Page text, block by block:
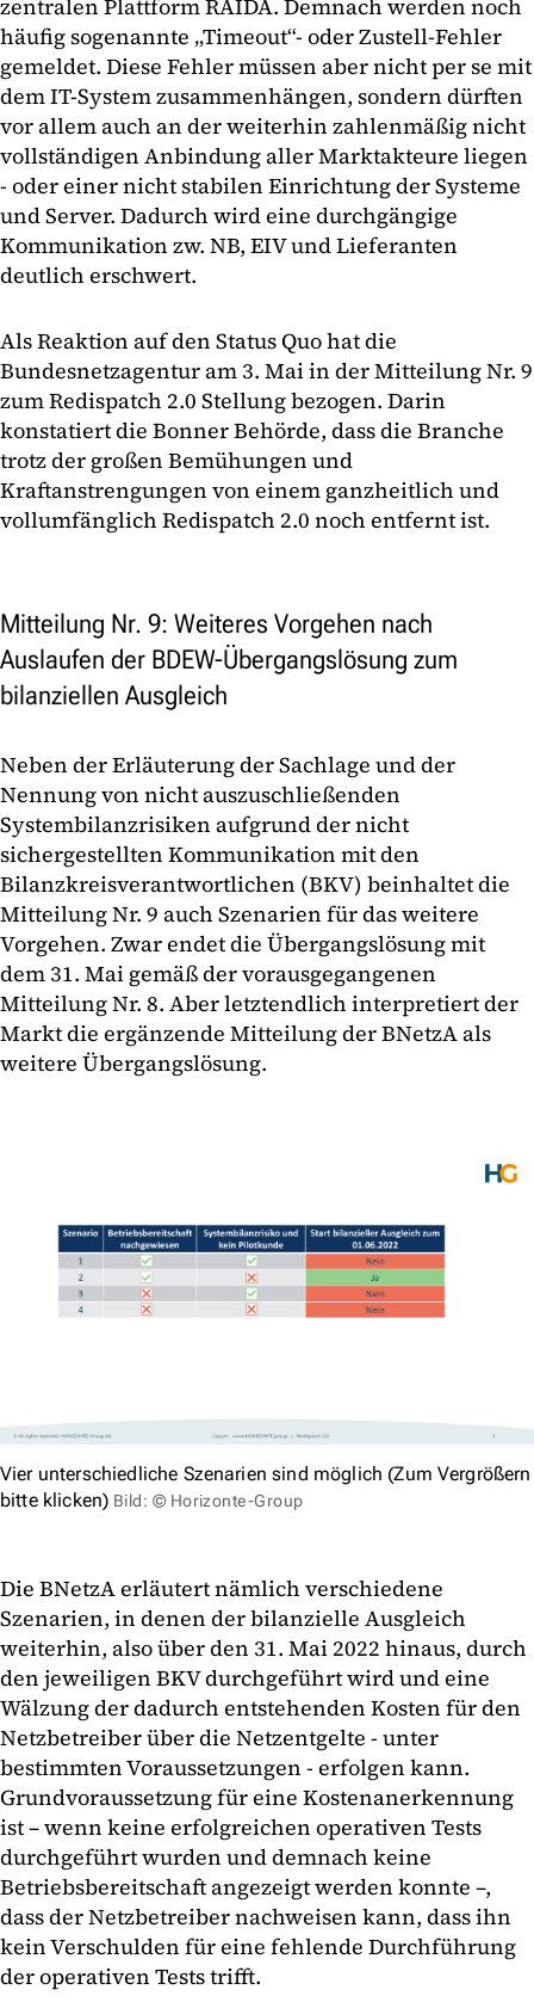
zentralen Plattform RAIDA. Demnach werden noch
häufig sogenannte „Timeout“- oder Zustell-Fehler
gemeldet. Diese Fehler müssen aber nicht per se mit
dem IT-System zusammenhängen, sondern dürften
vor allem auch an der weiterhin zahlenmäßig nicht
vollständigen Anbindung aller Marktakteure liegen
- oder einer nicht stabilen Einrichtung der Systeme
und Server. Dadurch wird eine durchgängige
Kommunikation zw. NB, EIV und Lieferanten
deutlich erschwert.
Als Reaktion auf den Status Quo hat die
Bundesnetzagentur am 3. Mai in der Mitteilung Nr. 9
zum Redispatch 2.0 Stellung bezogen. Darin
konstatiert die Bonner Behörde, dass die Branche
trotz der großen Bemühungen und
Kraftanstrengungen von einem ganzheitlich und
vollumfänglich Redispatch 2.0 noch entfernt ist.
Mitteilung Nr. 9: Weiteres Vorgehen nach
Auslaufen der BDEW-Übergangslösung zum
bilanziellen Ausgleich
Neben der Erläuterung der Sachlage und der
Nennung von nicht auszuschließenden
Systembilanzrisiken aufgrund der nicht
sichergestellten Kommunikation mit den
Bilanzkreisverantwortlichen (BKV) beinhaltet die
Mitteilung Nr. 9 auch Szenarien für das weitere
Vorgehen. Zwar endet die Übergangslösung mit
dem 31. Mai gemäß der vorausgegangenen
Mitteilung Nr. 8. Aber letztendlich interpretiert der
Markt die ergänzende Mitteilung der BNetzA als
weitere Übergangslösung.
Vier unterschiedliche Szenarien sind möglich (Zum Vergrößern
bitte klicken) Bild: © Horizonte-Group
Die BNetzA erläutert nämlich verschiedene
Szenarien, in denen der bilanzielle Ausgleich
weiterhin, also über den 31. Mai 2022 hinaus, durch
den jeweiligen BKV durchgeführt wird und eine
Wälzung der dadurch entstehenden Kosten für den
Netzbetreiber über die Netzentgelte - unter
bestimmten Voraussetzungen - erfolgen kann.
Grundvoraussetzung für eine Kostenanerkennung
ist – wenn keine erfolgreichen operativen Tests
durchgeführt wurden und demnach keine
Betriebsbereitschaft angezeigt werden konnte –,
dass der Netzbetreiber nachweisen kann, dass ihn
kein Verschulden für eine fehlende Durchführung
der operativen Tests trifft.